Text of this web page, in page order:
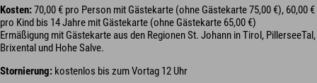
Kosten:70,00 € pro Person mit Gästekarte (ohne Gästekarte 75,00 €), 60,00 €
pro Kind bis 14 Jahre mit Gästekarte (ohne Gästekarte 65,00 €)
Ermäßigung mit Gästekarte aus den Regionen St. Johann in Tirol, PillerseeTal,
Brixental und Hohe Salve.
Stornierung: kostenlos bis zum Vortag 12 Uhr